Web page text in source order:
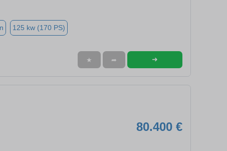
125 kw (170 PS)
★ ➦ ➜
80.400 €